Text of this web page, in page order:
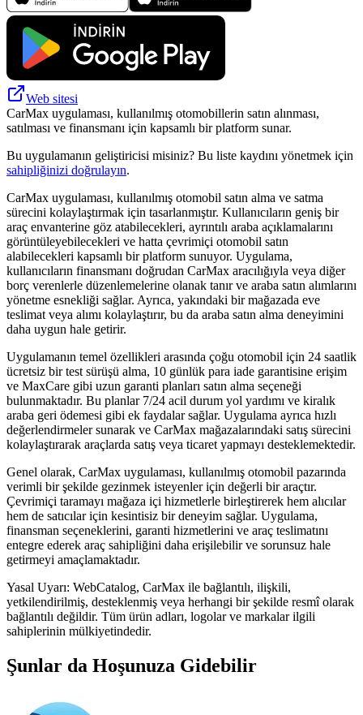
Web sitesi
CarMax uygulaması, kullanılmış otomobillerin satın alınması,
satılması ve finansmanı için kapsamlı bir platform sunar.
Bu uygulamanın geliştiricisi misiniz? Bu liste kaydını yönetmek için
sahipliğinizi doğrulayın.
CarMax uygulaması, kullanılmış otomobil satın alma ve satma
sürecini kolaylaştırmak için tasarlanmıştır. Kullanıcıların geniş bir
araç envanterine göz atabilecekleri, ayrıntılı araba açıklamalarını
görüntüleyebilecekleri ve hatta çevrimiçi otomobil satın
alabilecekleri kapsamlı bir platform sunuyor. Uygulama,
kullanıcıların finansmanı doğrudan CarMax aracılığıyla veya diğer
borç verenlerle düzenlemelerine olanak tanır ve araba satın alımlarını
yönetme esnekliği sağlar. Ayrıca, yakındaki bir mağazada eve
teslimat veya alımı kolaylaştırır, bu da araba satın alma deneyimini
daha uygun hale getirir.
Uygulamanın temel özellikleri arasında çoğu otomobil için 24 saatlik
ücretsiz bir test sürüşü alma, 10 günlük para iade garantisine erişim
ve MaxCare gibi uzun garanti planları satın alma seçeneği
bulunmaktadır. Bu planlar 7/24 acil durum yol yardımı ve kiralık
araba geri ödemesi gibi ek faydalar sağlar. Uygulama ayrıca hızlı
değerlendirmeler sunarak ve CarMax mağazalarındaki satış sürecini
kolaylaştırarak araçlarda satış veya ticaret yapmayı desteklemektedir.
Genel olarak, CarMax uygulaması, kullanılmış otomobil pazarında
verimli bir şekilde gezinmek isteyenler için değerli bir araçtır.
Çevrimiçi taramayı mağaza içi hizmetlerle birleştirerek hem alıcılar
hem de satıcılar için kesintisiz bir deneyim sağlar. Uygulama,
finansman seçeneklerini, garanti hizmetlerini ve araç teslimatını
entegre ederek araç sahipliğini daha erişilebilir ve sorunsuz hale
getirmeyi amaçlamaktadır.
Yasal Uyarı: WebCatalog, CarMax ile bağlantılı, ilişkili,
yetkilendirilmiş, desteklenmiş veya herhangi bir şekilde resmî olarak
bağlantılı değildir. Tüm ürün adları, logolar ve markalar ilgili
sahiplerinin mülkiyetindedir.
Şunlar da Hoşunuza Gidebilir